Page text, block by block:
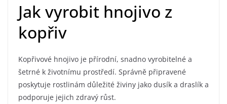
Jak vyrobit hnojivo z
kopřiv
Kopřivové hnojivo je přírodní, snadno vyrobitelné a
šetrné k životnímu prostředí. Správně připravené
poskytuje rostlinám důležité živiny jako dusík a draslík a
podporuje jejich zdravý růst.